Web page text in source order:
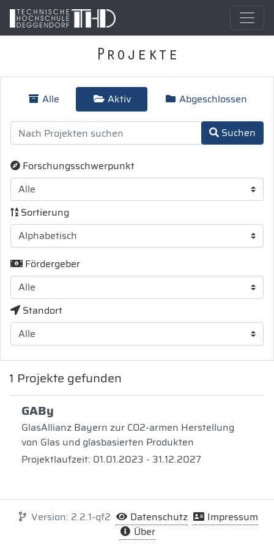
Projekte
Alle Aktiv Abgeschlossen
Suchen
Forschungsschwerpunkt
Sortierung
Fördergeber
Standort
1 Projekte gefunden
GABy
GlasAllianz Bayern zur CO2-armen Herstellung
von Glas und glasbasierten Produkten
Projektlaufzeit: 01.01.2023 - 31.12.2027
Version: 2.2.1-qf2 Datenschutz
Impressum
Über